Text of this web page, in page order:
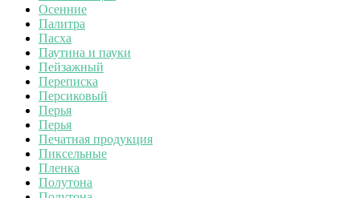
Осенние
Палитра
Пасха
Паутина и пауки
Пейзажный
Переписка
Персиковый
Перья
Перья
Печатная продукция
Пиксельные
Пленка
Полутона